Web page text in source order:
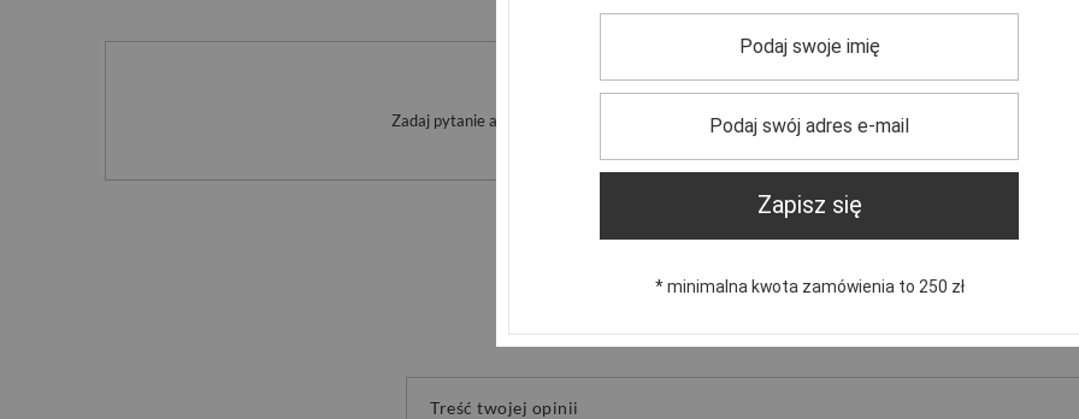
Potrzebujesz pomocy? Masz pytania?
Zadaj pytanie a my odpowiemy niezwłocznie, najciekawsze pytania i odpowiedzi
publikując dla innych.
NAPISZ SWOJĄ OPINIĘ
Twoja ocena:
5/5
Treść twojej opinii
Zapisz się
* minimalna kwota zamówienia to 250 zł